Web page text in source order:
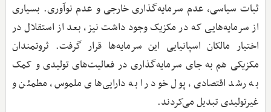
ثبات سیاسی، عدم سرمایه‌گذاری خارجی و عدم نوآوری. بسیاری
از سرمایه‌هایی که در مکزیک وجود داشت نیز، بعد از استقلال در
اختیار مالکان اسپانیایی این سرمایه‌ها قرار گرفت. ثروتمندان
مکزیکی هم به جای سرمایه‌گذاری در فعالیت‌های تولیدی و کمک
به رشد اقتصادی، پول خود را به دارایی‌های ملموس، مطمئن و
غیرتولیدی تبدیل می‌کردند.